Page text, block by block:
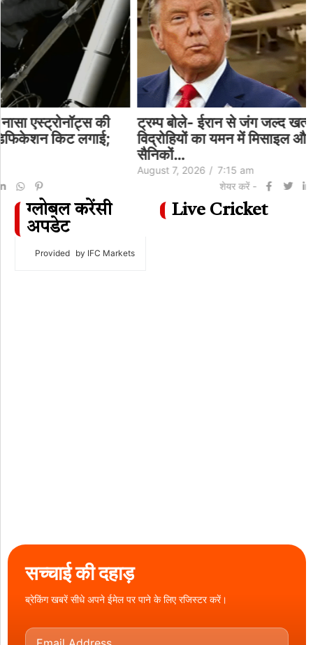
ट्रम्प बोले- ईरान से जंग जल्द खत्म हो सकती है:हूती
विद्रोहियों का यमन में मिसाइल और ड्रोन अटैक, 30
ग्लोबल करेंसी
अपडेट
Provided by IFC Markets
Live Cricket
सच्चाई की दहाड़
ब्रेकिंग खबरें सीधे अपने ईमेल पर पाने के लिए रजिस्टर करें।